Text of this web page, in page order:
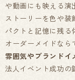
や動画にも映える演
ストーリーを色や
パクトと記憶に残る
オーダーメイドなら
雰囲気やブランドイ
法人イベント成功の